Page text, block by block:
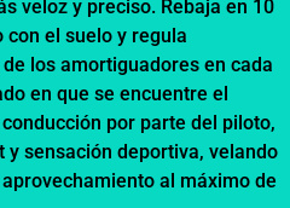
veloz y preciso. Rebaja en 10
el suelo y regula
los amortiguadores en cada
en que se encuentre el
por parte del piloto,
sensación deportiva, velando
al máximo de